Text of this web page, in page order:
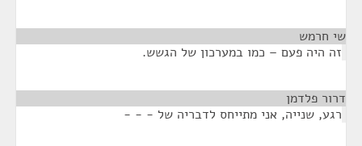
שי חרמש
זה היה פעם – כמו במערכון של הגשש.
דרור פלדמן
רגע, שנייה, אני מתייחס לדבריה של - - -